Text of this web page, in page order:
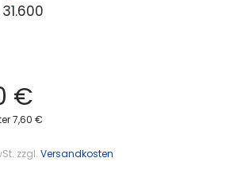
31.600
€
7,60 €
zzgl. Versandkosten